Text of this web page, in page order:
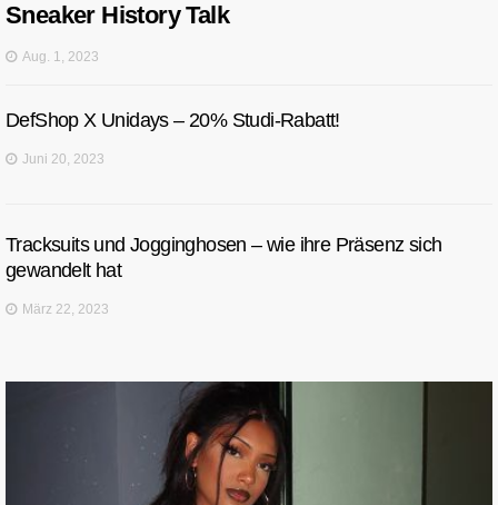
Sneaker History Talk
Aug. 1, 2023
DefShop X Unidays – 20% Studi-Rabatt!
Juni 20, 2023
Tracksuits und Jogginghosen – wie ihre Präsenz sich
gewandelt hat
März 22, 2023